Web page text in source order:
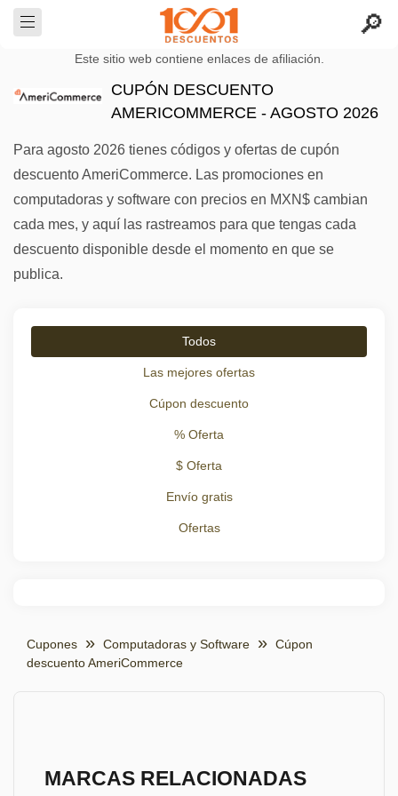
Este sitio web contiene enlaces de afiliación.
CUPÓN DESCUENTO
AMERICOMMERCE - AGOSTO 2026
Para agosto 2026 tienes códigos y ofertas de cupón
descuento AmeriCommerce. Las promociones en
computadoras y software con precios en MXN$ cambian
cada mes, y aquí las rastreamos para que tengas cada
descuento disponible desde el momento en que se
publica.
Todos
Las mejores ofertas
Cúpon descuento
% Oferta
$ Oferta
Envío gratis
Ofertas
Cupones Computadoras y Software
Cúpon
descuento AmeriCommerce
MARCAS RELACIONADAS